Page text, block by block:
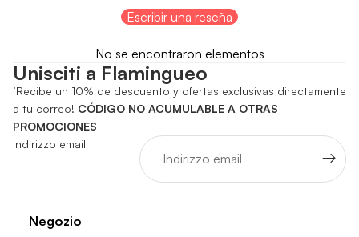
Escribir una reseña
No se encontraron elementos
Unisciti a Flamingueo
¡Recibe un 10% de descuento y ofertas exclusivas directamente
a tu correo! CÓDIGO NO ACUMULABLE A OTRAS
PROMOCIONES
Indirizzo email
Negozio